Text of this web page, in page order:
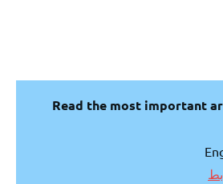
Read the most important